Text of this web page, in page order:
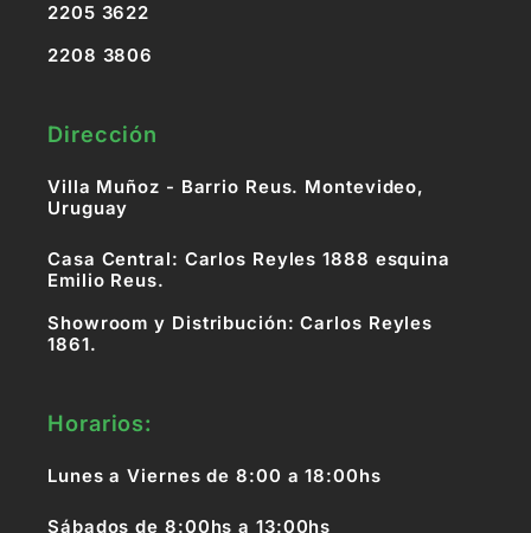
2205 3622
2208 3806
Dirección
Villa Muñoz - Barrio Reus. Montevideo,
Uruguay
Casa Central: Carlos Reyles 1888 esquina
Emilio Reus.
Showroom y Distribución: Carlos Reyles
1861.
Horarios:
Lunes a Viernes de 8:00 a 18:00hs
Sábados de 8:00hs a 13:00hs